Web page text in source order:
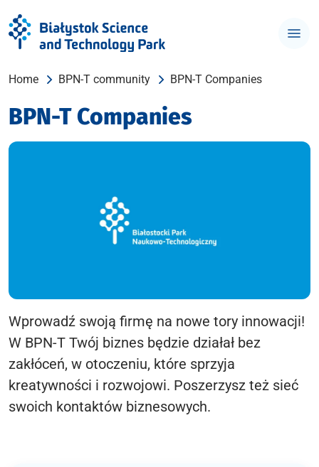
Home BPN-T community BPN-T Companies
BPN-T Companies
Wprowadź swoją firmę na nowe tory innowacji!
W BPN-T Twój biznes będzie działał bez
zakłóceń, w otoczeniu, które sprzyja
kreatywności i rozwojowi. Poszerzysz też sieć
swoich kontaktów biznesowych.